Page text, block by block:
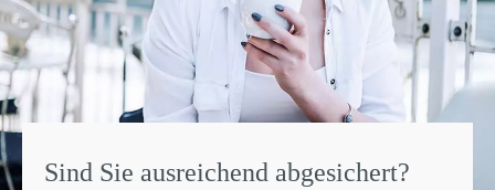
Sind Sie ausreichend abgesichert?